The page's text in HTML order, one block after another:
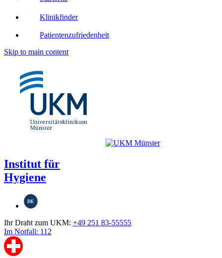
Klinikfinder
Patientenzufriedenheit
Skip to main content
Institut für
Hygiene
DE
Ihr Draht zum UKM: +49 251 83-55555
Im Notfall: 112